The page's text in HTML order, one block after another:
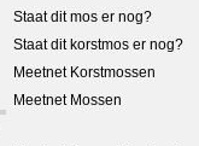
Staat dit mos er nog?
Staat dit korstmos er nog?
Meetnet Korstmossen
Meetnet Mossen